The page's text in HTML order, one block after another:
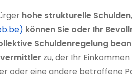
hohe strukturelle Schulden
können Sie oder Ihr
Schuldenregelung
zu, der Ihr
oder eine andere betroffene